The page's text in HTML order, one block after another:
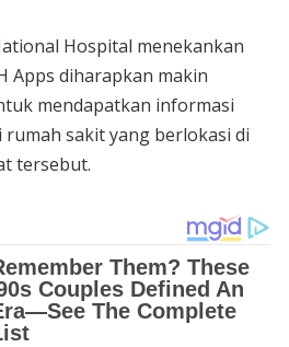
Hospital menekankan
Apps diharapkan makin
mendapatkan informasi
sakit yang berlokasi di
tersebut.